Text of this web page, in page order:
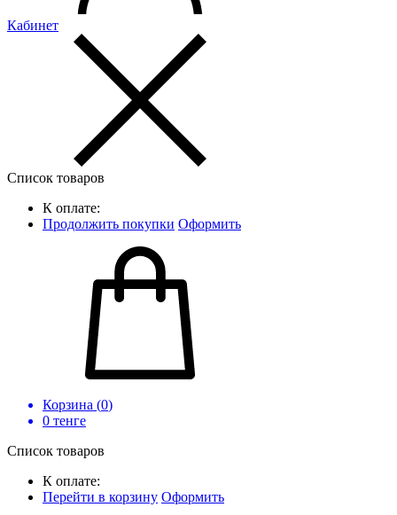
Кабинет
Список товаров
К оплате:
Продолжить покупки Оформить
Корзина (0)
0 тенге
Список товаров
К оплате:
Перейти в корзину Оформить